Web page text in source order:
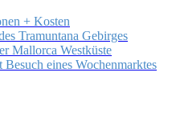
+ Kosten
Tramuntana Gebirges
Mallorca Westküste
eines Wochenmarktes